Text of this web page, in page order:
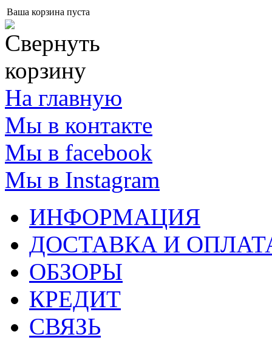
Ваша корзина пуста
На главную
Мы в контакте
Мы в facebook
Мы в Instagram
ИНФОРМАЦИЯ
ДОСТАВКА И
ОБЗОРЫ
КРЕДИТ
СВЯЗЬ